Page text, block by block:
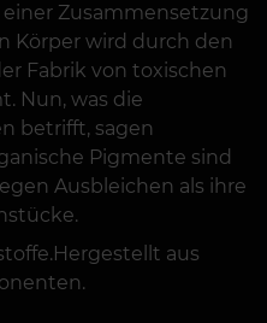
Zusammensetzung
Körper wird durch den
Fabrik von toxischen
Nun, was die
betrifft, sagen
Pigmente sind
Ausbleichen als ihre
aus